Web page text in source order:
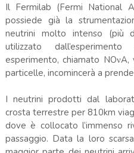
Il Fermilab (Fermi National
possiede già la
neutrini molto intenso (più
utilizzato
esperimento, chiamato
particelle, incomincerà a
I neutrini prodotti dal
crosta terrestre per 810km
dove è collocato l’immenso
passaggio. Data la loro